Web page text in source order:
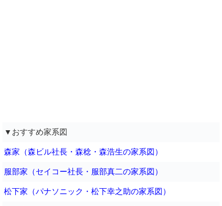
▼おすすめ家系図
森家（森ビル社長・森稔・森浩生の家系図）
服部家（セイコー社長・服部真二の家系図）
松下家（パナソニック・松下幸之助の家系図）